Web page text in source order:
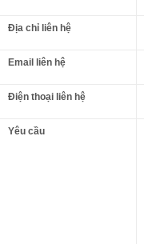
Địa chỉ liên hệ
Email liên hệ
Điện thoại liên hệ
Yêu cầu